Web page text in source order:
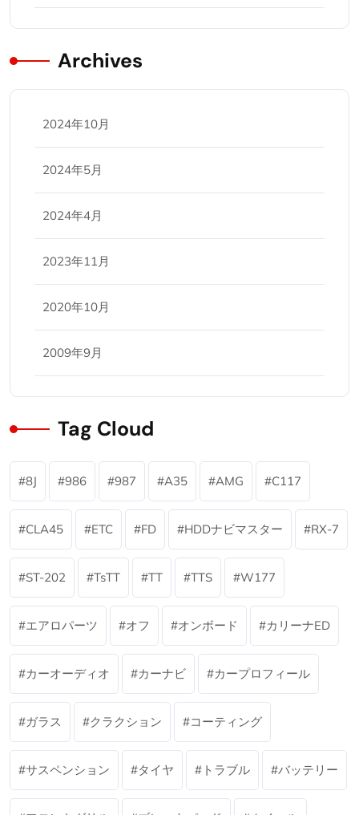
Archives
2024年10月
2024年5月
2024年4月
2023年11月
2020年10月
2009年9月
Tag Cloud
8J 986 987 A35 AMG C117
CLA45 ETC FD HDDナビマスター RX-7
ST-202 TsTT TT TTS W177
エアロパーツ オフ オンボード カリーナED
カーオーディオ カーナビ カープロフィール
ガラス クラクション コーティング
サスペンション タイヤ トラブル バッテリー